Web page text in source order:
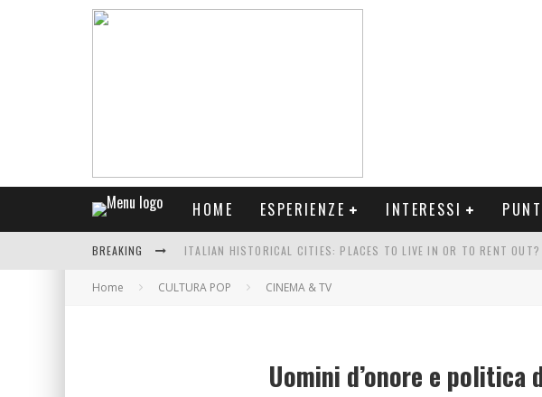
HOME ESPERIENZE INTERESSI
BREAKING ITALIAN HISTORICAL CITIES: PLACES TO LIVE IN OR TO RENT OUT?
CENTRI STORICI ITALIANI: LUOGHI DA VIVERE O DA AFFITTARE?
Home CULTURA POP CINEMA & TV
Uomini d’onore e politica